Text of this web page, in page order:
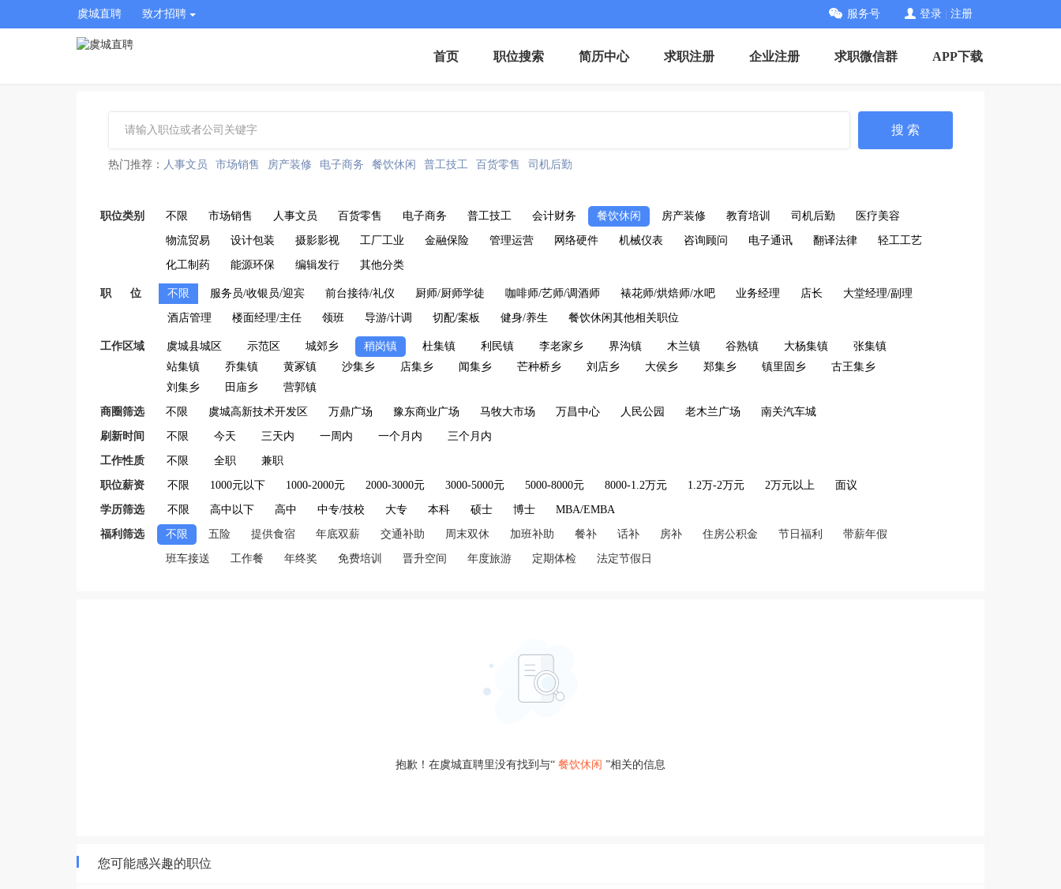
虞城直聘 致才招聘 服务号 登录 注册
首页 职位搜索 简历中心 求职注册 企业注册 求职微信群 APP下载
搜 索
热门推荐： 人事文员 市场销售 房产装修 电子商务 餐饮休闲 普工技工 百货零售 司机后勤
职位类别 不限 市场销售 人事文员 百货零售 电子商务 普工技工 会计财务 餐饮休闲 房产装修 教育培训 司机后勤 医疗美容
物流贸易 设计包装 摄影影视 工厂工业 金融保险 管理运营 网络硬件 机械仪表 咨询顾问 电子通讯 翻译法律 轻工工艺
化工制药 能源环保 编辑发行 其他分类
职 位 不限 服务员/收银员/迎宾 前台接待/礼仪 厨师/厨师学徒 咖啡师/艺师/调酒师 裱花师/烘焙师/水吧 业务经理 店长 大堂经理/副理
酒店管理 楼面经理/主任 领班 导游/计调 切配/案板 健身/养生 餐饮休闲其他相关职位
工作区域 虞城县城区 示范区 城郊乡 稍岗镇 杜集镇 利民镇 李老家乡 界沟镇 木兰镇 谷熟镇 大杨集镇
张集镇
站集镇
乔集镇 黄冢镇 沙集乡 店集乡 闻集乡 芒种桥乡 刘店乡 大侯乡 郑集乡 镇里固乡
古王集乡
刘集乡
田庙乡 营郭镇
商圈筛选 不限 虞城高新技术开发区 万鼎广场 豫东商业广场 马牧大市场 万昌中心 人民公园 老木兰广场 南关汽车城
刷新时间 不限 今天 三天内 一周内 一个月内 三个月内
工作性质 不限 全职 兼职
职位薪资 不限 1000元以下 1000-2000元 2000-3000元 3000-5000元 5000-8000元 8000-1.2万元 1.2万-2万元 2万元以上 面议
学历筛选 不限 高中以下 高中 中专/技校 大专 本科 硕士 博士 MBA/EMBA
福利筛选 不限 五险 提供食宿 年底双薪 交通补助 周末双休 加班补助 餐补 话补 房补 住房公积金 节日福利 带薪年假
班车接送 工作餐 年终奖 免费培训 晋升空间 年度旅游 定期体检 法定节假日
抱歉！在虞城直聘里没有找到与“ 餐饮休闲 ”相关的信息
您可能感兴趣的职位